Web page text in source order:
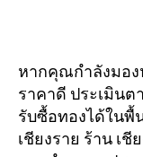
หากคุณกำลังมอ
ราคาดี ประเมิน
รับซื้อทองได้ในพื้
เชียงราย ร้าน เ